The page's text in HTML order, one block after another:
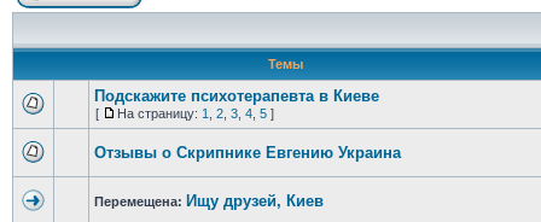
Темы
Подскажите психотерапевта в Киеве
[ На страницу: 1 2, 3, 4, 5]
Отзывы о Скрипнике Евгению Украина
Перемещена: Ищу друзей, Киев